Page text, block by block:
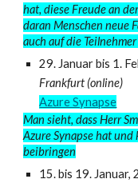
hat, diese Freude an
daran Menschen neue
auch auf die
29. Januarbis 1.
Frankfurt (online)
Azure Synapse
Man sieht, dass Herr
Azure Synapse hat und
beibringen
15. bis 19. Januar,